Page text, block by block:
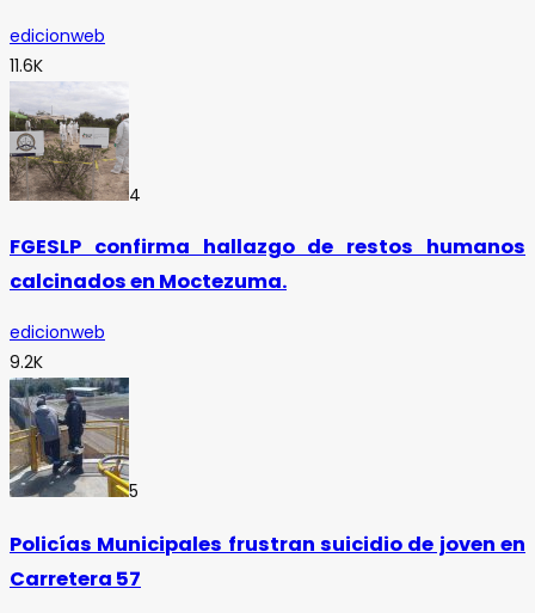
edicionweb
11.6K
4
FGESLP confirma hallazgo de restos humanos
calcinados en Moctezuma.
edicionweb
9.2K
5
Policías Municipales frustran suicidio de joven en
Carretera 57